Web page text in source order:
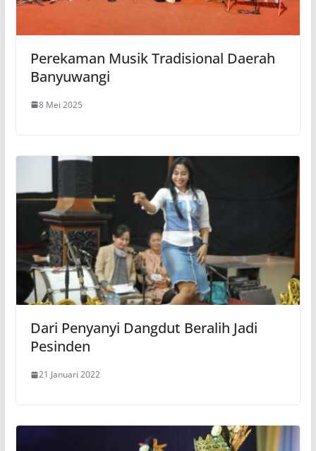
Perekaman Musik Tradisional Daerah
Banyuwangi
8 Mei 2025
Dari Penyanyi Dangdut Beralih Jadi
Pesinden
21 Januari 2022